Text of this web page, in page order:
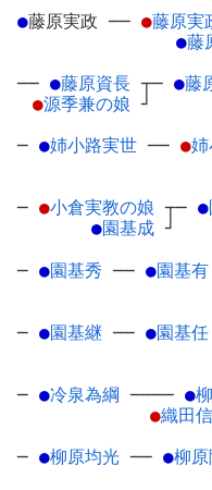
●藤原実政 ── ●藤原実
●藤
── ●藤原資長 ┬
●源季兼の娘 ┘
─ ●藤
─ ●姉小路実世 ── ●
─ ●小倉実教の娘 ┬
●園基成 ┘
─ ●
─ ●園基秀 ── ●園基有
─ ●園基継 ── ●園基任
─ ●冷泉為綱 ──── ●
●織田
─ ●柳原均光 ── ●柳